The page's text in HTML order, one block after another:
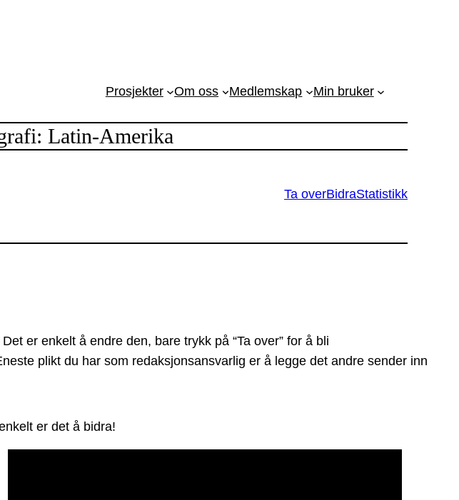
Prosjekter Om oss Medlemskap Min bruker
Latin-Amerika
Ta overBidraStatistikk
er enkelt å endre den, bare trykk på “Ta over” for å bli
plikt du har som redaksjonsansvarlig er å legge det andre sender inn
er det å bidra!